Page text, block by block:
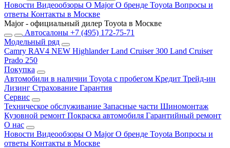
Новости Видеообзоры О MajorО бренде Toyota Вопросы и
ответы Контакты в Москве
Major - официальный дилер Toyota в Москве
Автосалоны +7 (495) 172-75-71
Модельный ряд
Camry RAV4 NEW Highlander Land Cruiser 300 Land Cruiser
Prado 250
Покупка
Автомобили в наличии Toyota с пробегом Кредит Трейд-ин
Лизинг Страхование Гарантия
Сервис
Техническое обслуживание Запасные части Шиномонтаж
Кузовной ремонт Покраска автомобиля Гарантийный ремонт
О нас
Новости Видеообзоры О MajorО бренде Toyota Вопросы и
ответы Контакты в Москве